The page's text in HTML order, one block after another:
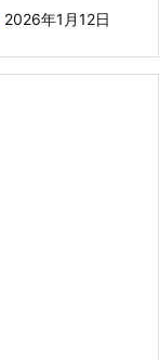
2026年1月12日